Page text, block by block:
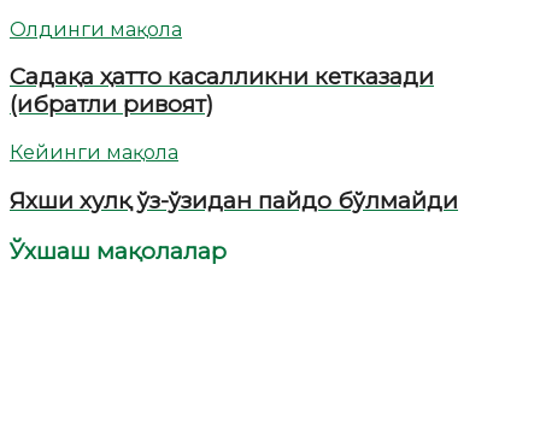
Олдинги мақола
Садақа ҳатто касалликни кетказади
(ибратли ривоят)
Кейинги мақола
Яхши хулқ ўз-ўзидан пайдо бўлмайди
Ўхшаш мақолалар